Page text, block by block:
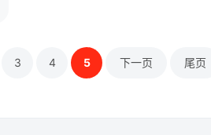
3 4 5 下一页 尾页